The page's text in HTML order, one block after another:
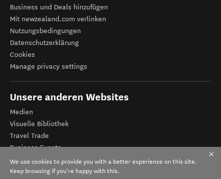
Business und Deals hinzufügen
Mit newzealand.com verlinken
Nutzungsbedingungen
Datenschutzerklärung
Cookies
Manage privacy settings
Unsere anderen Websites
Medien
Visuelle Bibliothek
Travel Trade
Business Events
Tourismus Neuseeland
Veranstalter-Registrierung
We use cookies to provide you with a better experience on this site.
Keep browsing if you're happy with this.